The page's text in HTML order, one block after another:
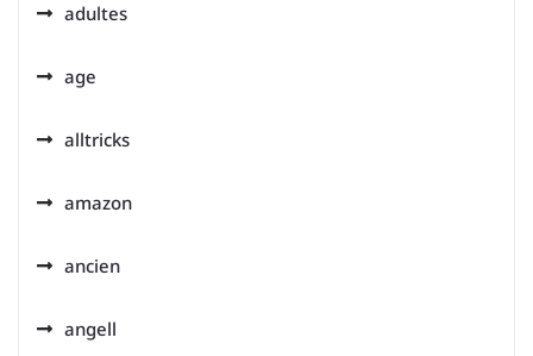
adultes
age
alltricks
amazon
ancien
angell